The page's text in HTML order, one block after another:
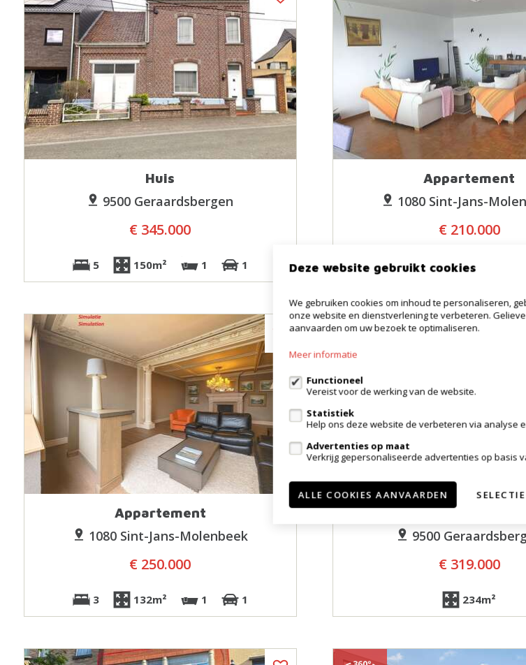
Huis
9500 Geraardsbergen
€ 345.000
5 150m² 1 1
Appartement
1080 Sint-Jans-
€ 210.000
2 110m²
Appartement
1080 Sint-Jans-Molenbeek
€ 250.000
3 132m² 1 1
Gebouw voor gemengd
9500
€ 319.000
234m²
Deze website gebruikt cookies
We gebruiken cookies om inhoud te personaliseren,
onze website en dienstverlening te verbeteren.
aanvaarden om uw bezoek te optimaliseren.
Meer informatie
Functioneel
Vereist voor de werking van de website.
Statistiek
Help ons deze website de verbeteren via analyse
Advertenties op maat
Verkrijg gepersonaliseerde advertenties op basis
ALLE COOKIES AANVAARDEN